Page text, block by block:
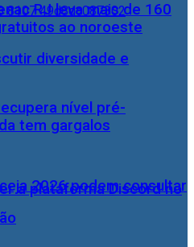
diversidade e
2026 podem consultar
RJ leva mais de 160
ao noroeste
nível pré-
tem gargalos
a plataforma Discord no